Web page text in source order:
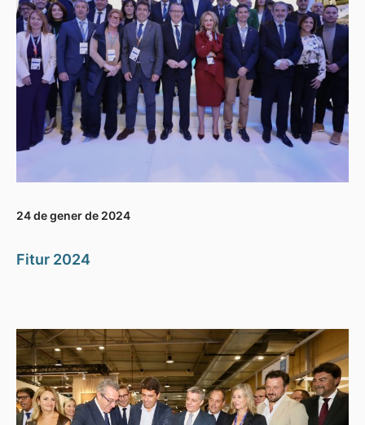
24 de gener de 2024
Fitur 2024